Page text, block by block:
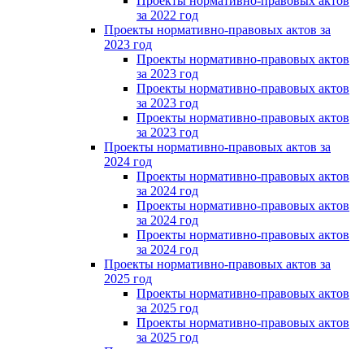
за 2022 год
Проекты нормативно-правовых актов за
2023 год
Проекты нормативно-правовых актов
за 2023 год
Проекты нормативно-правовых актов
за 2023 год
Проекты нормативно-правовых актов
за 2023 год
Проекты нормативно-правовых актов за
2024 год
Проекты нормативно-правовых актов
за 2024 год
Проекты нормативно-правовых актов
за 2024 год
Проекты нормативно-правовых актов
за 2024 год
Проекты нормативно-правовых актов за
2025 год
Проекты нормативно-правовых актов
за 2025 год
Проекты нормативно-правовых актов
за 2025 год